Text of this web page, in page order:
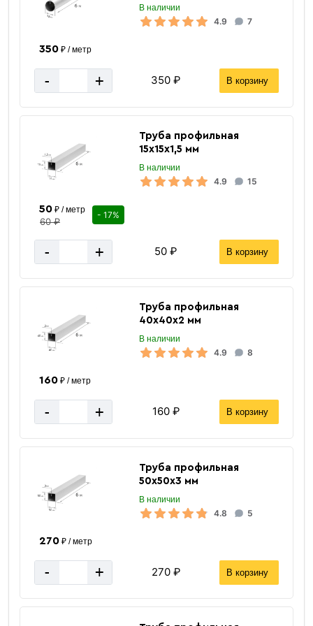
В наличии
4.9 7
350₽ / метр
- + 350 ₽ В корзину
Труба профильная
15х15х1,5 мм
В наличии
4.9 15
50₽ / метр
60 ₽
- 17%
- + 50 ₽ В корзину
Труба профильная
40х40х2 мм
В наличии
4.9 8
160₽ / метр
- + 160 ₽ В корзину
Труба профильная
50х50х3 мм
В наличии
4.8 5
270₽ / метр
- + 270 ₽ В корзину
«В корзину»
«Быстрый заказ»